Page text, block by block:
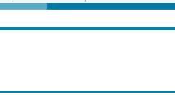
592/2022, de
de
la concessió de